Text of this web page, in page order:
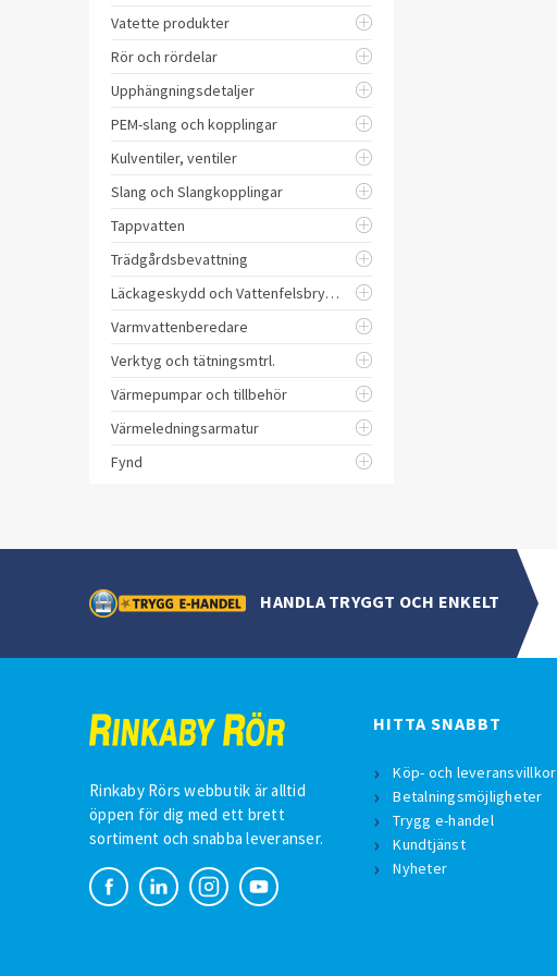
Vatette produkter
Rör och rördelar
Upphängningsdetaljer
PEM-slang och kopplingar
Kulventiler, ventiler
Slang och Slangkopplingar
Tappvatten
Trädgårdsbevattning
Läckageskydd och Vattenfelsbrytare
Varmvattenberedare
Verktyg och tätningsmtrl.
Värmepumpar och tillbehör
Värmeledningsarmatur
Fynd
HANDLA TRYGGT OCH ENKELT
Rinkaby Rörs webbutik är alltid
öppen för dig med ett brett
sortiment och snabba leveranser.
HITTA SNABBT
Köp- och leveransvillkor
Betalningsmöjligheter
Trygg e-handel
Kundtjänst
Nyheter